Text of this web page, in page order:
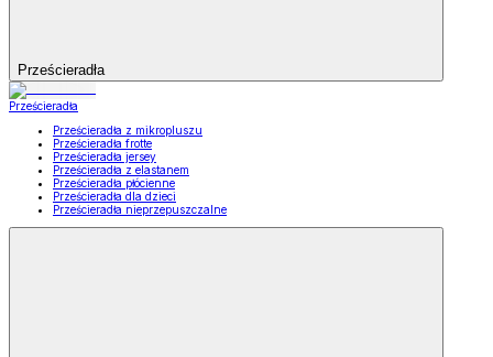
Prześcieradła
Prześcieradła
Prześcieradła z mikropluszu
Prześcieradła frotte
Prześcieradła jersey
Prześcieradła z elastanem
Prześcieradła płócienne
Prześcieradła dla dzieci
Prześcieradła nieprzepuszczalne